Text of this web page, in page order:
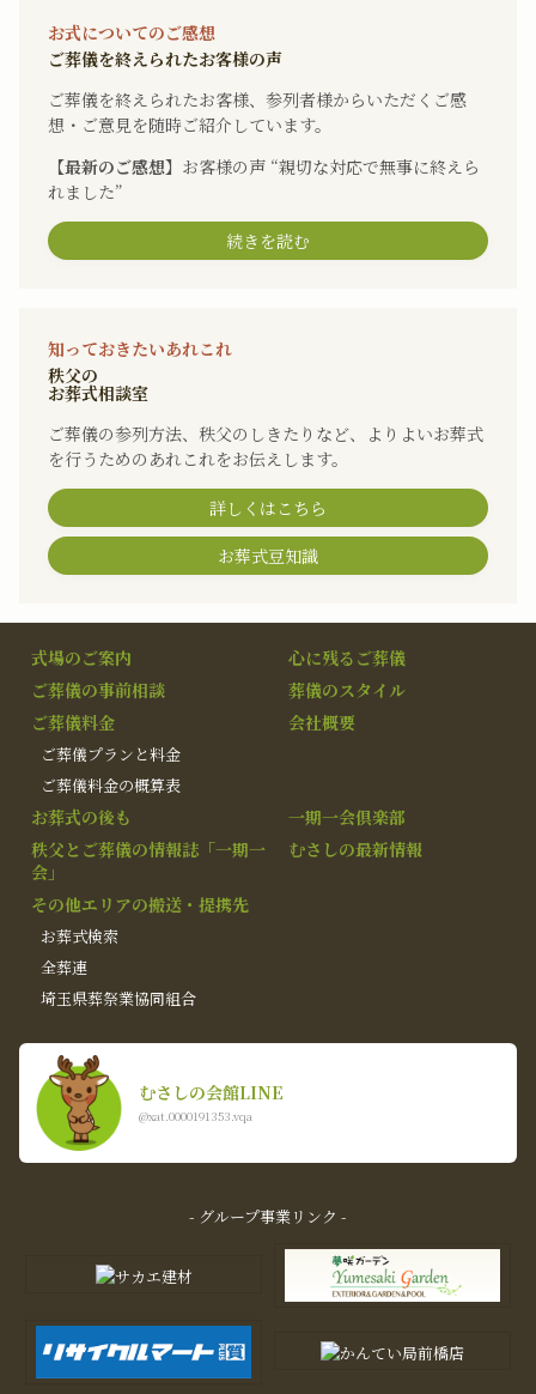
お式についてのご感想
ご葬儀を終えられたお客様の声
ご葬儀を終えられたお客様、参列者様からいただくご感
想・ご意見を随時ご紹介しています。
【最新のご感想】 お客様の声 “親切な対応で無事に終えら
れました”
続きを読む
知っておきたいあれこれ
秩父の
お葬式相談室
ご葬儀の参列方法、秩父のしきたりなど、よりよいお葬式
を行うためのあれこれをお伝えします。
詳しくはこちら
お葬式豆知識
式場のご案内
心に残るご葬儀
ご葬儀の事前相談
葬儀のスタイル
ご葬儀料金
ご葬儀プランと料金
ご葬儀料金の概算表
会社概要
お葬式の後も
一期一会倶楽部
秩父とご葬儀の情報誌「一期一
会」
むさしの最新情報
その他エリアの搬送・提携先
お葬式検索
全葬連
埼玉県葬祭業協同組合
むさしの会館LINE
@xat.0000191353.vqa
- グループ事業リンク -